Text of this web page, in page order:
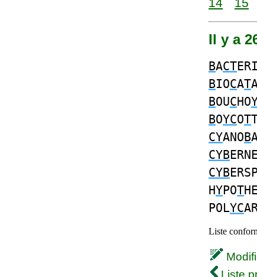
Il y a
BACT
BIOCAT
BOUCHO
BOYCOT
CYANOB
CYBERNE
CYB
HYPOTHE
POLYC
Liste
Liste